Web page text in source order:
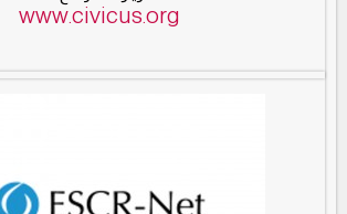
www.civicus.org